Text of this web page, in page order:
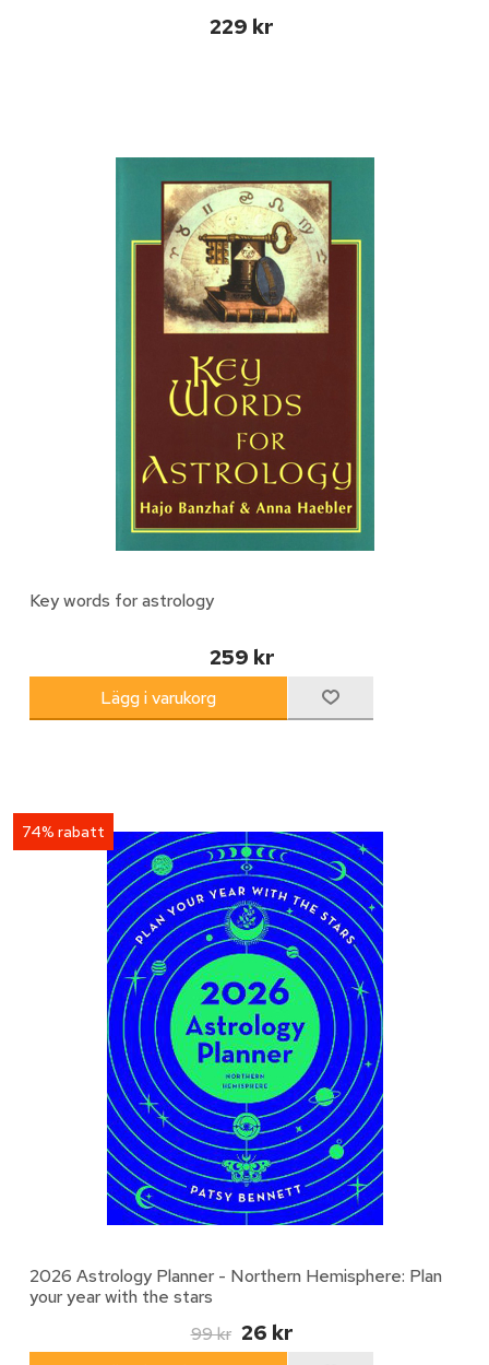
229 kr
Key words for astrology
259 kr
74% rabatt
2026 Astrology Planner - Northern Hemisphere: Plan
your year with the stars
99 kr 26 kr